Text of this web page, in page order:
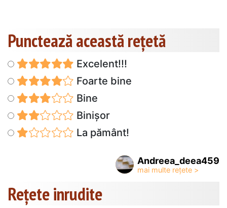
Punctează această reţetă
Excelent!!!
Foarte bine
Bine
Binișor
La pământ!
Andreea_deea459
Rețete inrudite